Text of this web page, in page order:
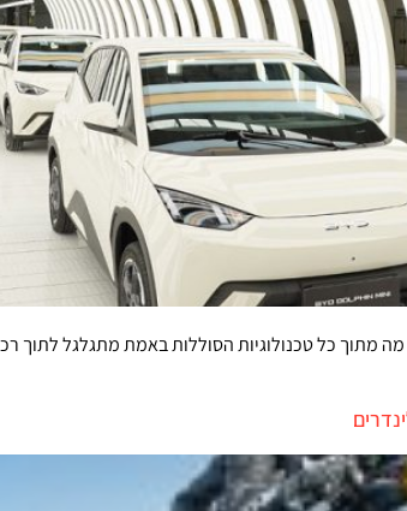
כל טכנולוגיות הסוללות באמת מתגלגל לתוך